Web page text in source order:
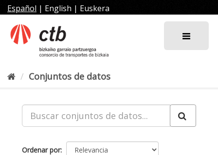
al
contenido
Español | English | Euskera
Conjuntos de datos
Ordenar por